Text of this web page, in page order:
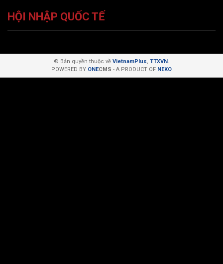
HỘI NHẬP QUỐC TẾ
© Bản quyền thuộc về VietnamPlus, TTXVN.
POWERED BY ONECMS - A PRODUCT OF NEKO